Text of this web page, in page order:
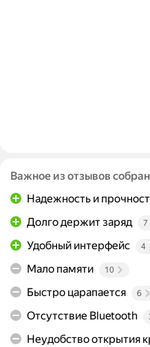
Важное из отзывов
Надежность и
Долго держит заряд 7
Удобный интерфейс 4
Мало памяти 10
Быстро царапается 6
Отсутствие Bluetooth
Неудобство открытия